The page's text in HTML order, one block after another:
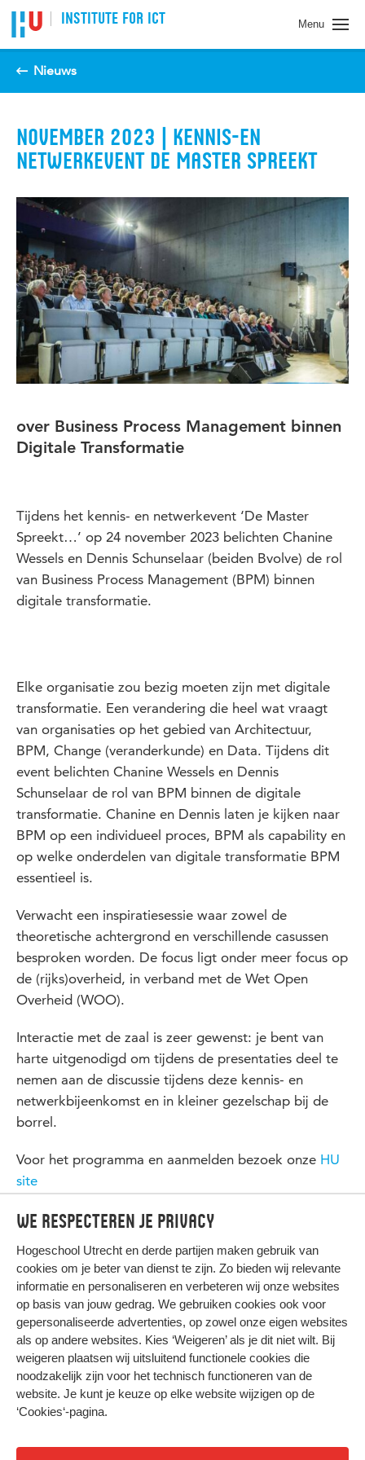
We respecteren je privacy
Hogeschool Utrecht en derde partijen maken gebruik van
cookies om je beter van dienst te zijn. Zo bieden wij relevante
informatie en personaliseren en verbeteren wij onze websites
op basis van jouw gedrag. We gebruiken cookies ook voor
gepersonaliseerde advertenties, op zowel onze eigen websites
als op andere websites. Kies ‘Weigeren’ als je dit niet wilt. Bij
weigeren plaatsen wij uitsluitend functionele cookies die
noodzakelijk zijn voor het technisch functioneren van de
website. Je kunt je keuze op elke website wijzigen op de
‘Cookies‘-pagina.
Spring naar pagina inhoud
INSTITUTE FOR ICT Menu
Nieuws
NOVEMBER 2023 | KENNIS-EN
NETWERKEVENT DE MASTER SPREEKT
over Business Process Management binnen
Digitale Transformatie
Tijdens het kennis- en netwerkevent ‘De Master
Spreekt…’ op 24 november 2023 belichten Chanine
Wessels en Dennis Schunselaar (beiden Bvolve) de rol
van Business Process Management (BPM) binnen
digitale transformatie.
Elke organisatie zou bezig moeten zijn met digitale
transformatie. Een verandering die heel wat vraagt
van organisaties op het gebied van Architectuur,
BPM, Change (veranderkunde) en Data. Tijdens dit
event belichten Chanine Wessels en Dennis
Schunselaar de rol van BPM binnen de digitale
transformatie. Chanine en Dennis laten je kijken naar
BPM op een individueel proces, BPM als capability en
op welke onderdelen van digitale transformatie BPM
essentieel is.
Verwacht een inspiratiesessie waar zowel de
theoretische achtergrond en verschillende casussen
besproken worden. De focus ligt onder meer focus op
de (rijks)overheid, in verband met de Wet Open
Overheid (WOO).
Interactie met de zaal is zeer gewenst: je bent van
harte uitgenodigd om tijdens de presentaties deel te
nemen aan de discussie tijdens deze kennis- en
netwerkbijeenkomst en in kleiner gezelschap bij de
borrel.
Voor het programma en aanmelden bezoek onze HU
site
HIER KOMT ALLES SAMEN
Privacy
Cookies